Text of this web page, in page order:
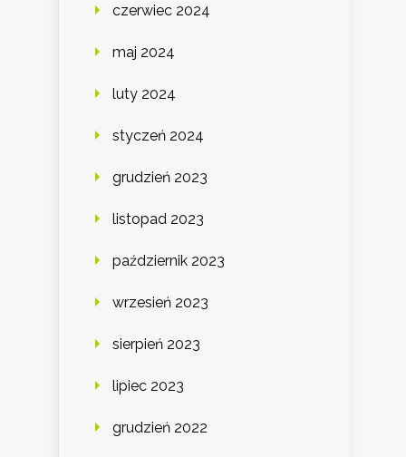
czerwiec 2024
maj 2024
luty 2024
styczeń 2024
grudzień 2023
listopad 2023
październik 2023
wrzesień 2023
sierpień 2023
lipiec 2023
grudzień 2022